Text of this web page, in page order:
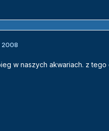
2008
w naszych akwariach. z